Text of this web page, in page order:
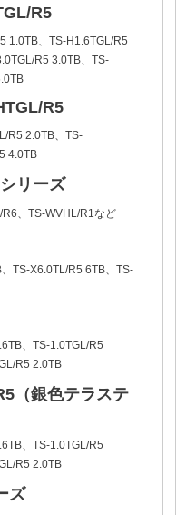
R5
1.0TB、TS-H1.6TGL/R5
R5 3.0TB、TS-
R5
R5 2.0TB、TS-
4.0TB
リーズ
、TS-WVHL/R1など
TS-X6.0TL/R5 6TB、TS-
、TS-1.0TGL/R5
R5 2.0TB
（銀色テラステ
、TS-1.0TGL/R5
R5 2.0TB
ズ